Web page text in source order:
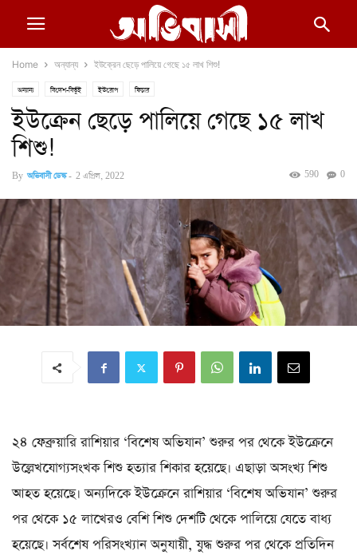
Home অন্যান্য ইউক্রেন ছেড়ে পালিয়ে গেছে ১৫ লাখ শিশু!
অন্যান্য বিদেশ-বিভুঁই ইউরোপ ফিচার
ইউক্রেন ছেড়ে পালিয়ে গেছে ১৫ লাখ
শিশু!
By অভিবাসী ডেস্ক - 2 এপ্রিল, 2022 0
590
২৪ ফেব্রুয়ারি রাশিয়ার ‘বিশেষ অভিযান’ শুরুর পর থেকে ইউক্রেনে
উল্লেখযোগ্যসংখক শিশু হত্যার শিকার হয়েছে। এছাড়া অসংখ্য শিশু
আহত হয়েছে। অন্যদিকে ইউক্রেনে রাশিয়ার ‘বিশেষ অভিযান’ শুরুর
পর থেকে ১৫ লাখেরও বেশি শিশু দেশটি থেকে পালিয়ে যেতে বাধ্য
হয়েছে। সর্বশেষ পরিসংখ্যান অনুযায়ী, যুদ্ধ শুরুর পর থেকে প্রতিদিন